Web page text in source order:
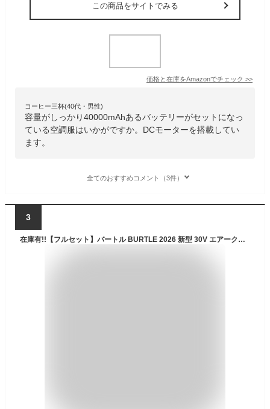
この商品をサイトでみる
価格と在庫をAmazonでチェック >>
コーヒー三杯(40代・男性)
容量がしっかり40000mAhあるバッテリーがセットになっ
ている空調服はいかがですか。DCモーターを搭載してい
ます。
全てのおすすめコメント（3件）
3
在庫有!!【フルセット】バートル BURTLE 2026 新型 30V エアークラフト AIRCRAFT 半袖 空調 服 ファン付きウェア 選べる サイド ハイバックファン【AC2096】【AC10】【AC10-1】【AC10-2】S-3XL【ブラック カラー ファン バッテリー セット】作業服